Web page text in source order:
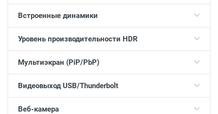
Встроенные динамики
Уровень производительности HDR
Мультиэкран (PiP/PbP)
Видеовыход USB/Thunderbolt
Веб-камера